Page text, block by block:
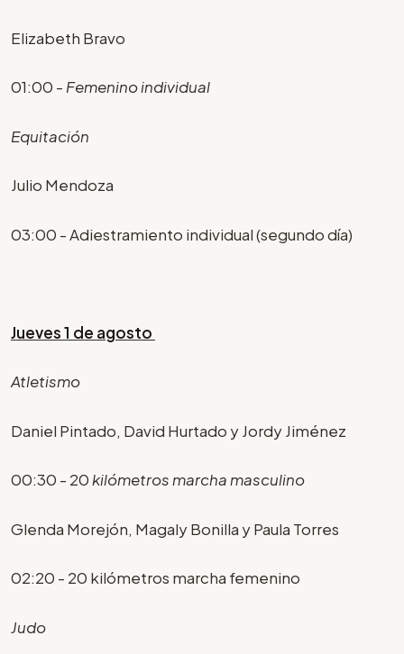
Elizabeth Bravo
01:00 - Femenino individual
Equitación
Julio Mendoza
03:00 - Adiestramiento individual (segundo día)
Jueves 1 de agosto
Atletismo
Daniel Pintado, David Hurtado y Jordy Jiménez
00:30 - 20kilómetros marcha masculino
Glenda Morejón, Magaly Bonilla y Paula Torres
02:20 - 20 kilómetros marcha femenino
Judo